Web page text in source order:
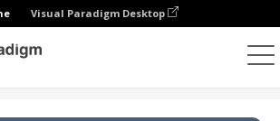
Visual Paradigm Desktop